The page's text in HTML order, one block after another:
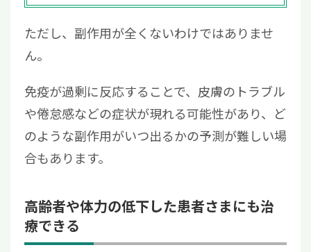
ただし、副作用が全くないわけではありませ
ん。
免疫が過剰に反応することで、皮膚のトラブル
や倦怠感などの症状が現れる可能性があり、ど
のような副作用がいつ出るかの予測が難しい場
合もあります。
高齢者や体力の低下した患者さまにも治
療できる